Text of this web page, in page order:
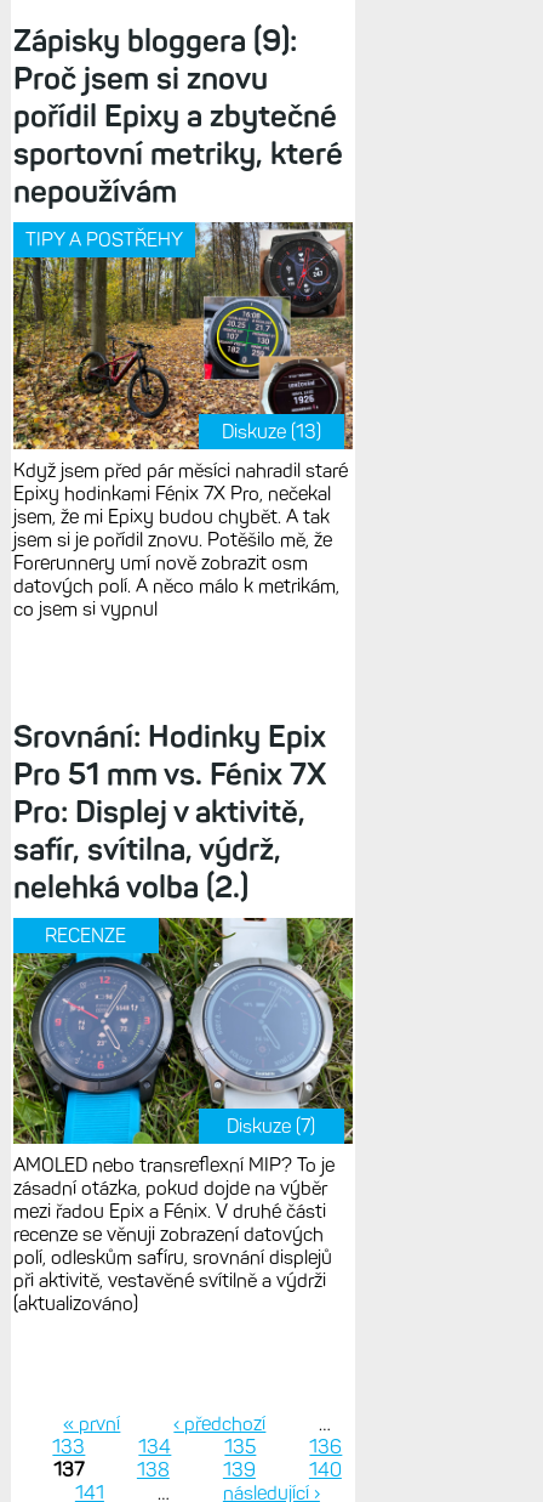
Zápisky bloggera (9):
Proč jsem si znovu
pořídil Epixy a zbytečné
sportovní metriky, které
nepoužívám
TIPY A POSTŘEHY
Diskuze (13)
Když jsem před pár měsíci nahradil staré
Epixy hodinkami Fénix 7X Pro, nečekal
jsem, že mi Epixy budou chybět. A tak
jsem si je pořídil znovu. Potěšilo mě, že
Forerunnery umí nově zobrazit osm
datových polí. A něco málo k metrikám,
co jsem si vypnul
Srovnání: Hodinky Epix
Pro 51 mm vs. Fénix 7X
Pro: Displej v aktivitě,
safír, svítilna, výdrž,
nelehká volba (2.)
RECENZE
Diskuze (7)
AMOLED nebo transreflexní MIP? To je
zásadní otázka, pokud dojde na výběr
mezi řadou Epix a Fénix. V druhé části
recenze se věnuji zobrazení datových
polí, odleskům safíru, srovnání displejů
při aktivitě, vestavěné svítilně a výdrži
(aktualizováno)
Stránky
« první ‹ předchozí
…
133
134 135
136
137
138 139
140
141
… následující ›